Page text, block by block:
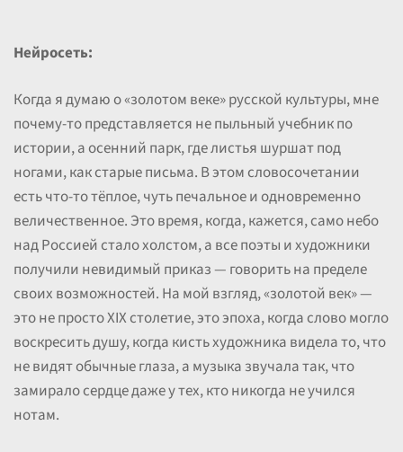
Нейросеть:
Когда я думаю о «золотом веке» русской культуры, мне
почему-то представляется не пыльный учебник по
истории, а осенний парк, где листья шуршат под
ногами, как старые письма. В этом словосочетании
есть что-то тёплое, чуть печальное и одновременно
величественное. Это время, когда, кажется, само небо
над Россией стало холстом, а все поэты и художники
получили невидимый приказ — говорить на пределе
своих возможностей. На мой взгляд, «золотой век» —
это не просто XIX столетие, это эпоха, когда слово могло
воскресить душу, когда кисть художника видела то, что
не видят обычные глаза, а музыка звучала так, что
замирало сердце даже у тех, кто никогда не учился
нотам.